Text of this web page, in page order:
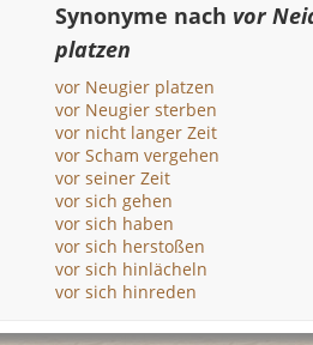
Synonyme nach vor
platzen
vor Neugier platzen
vor Neugier sterben
vor nicht langer Zeit
vor Scham vergehen
vor seiner Zeit
vor sich gehen
vor sich haben
vor sich herstoßen
vor sich hinlächeln
vor sich hinreden